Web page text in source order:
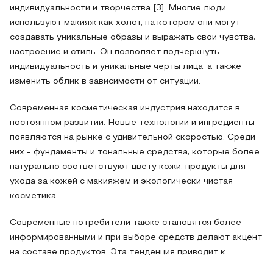
индивидуальности и творчества [3]. Многие люди
используют макияж как холст, на котором они могут
создавать уникальные образы и выражать свои чувства,
настроение и стиль. Он позволяет подчеркнуть
индивидуальность и уникальные черты лица, а также
изменить облик в зависимости от ситуации.
Современная косметическая индустрия находится в
постоянном развитии. Новые технологии и ингредиенты
появляются на рынке с удивительной скоростью. Среди
них - фундаменты и тональные средства, которые более
натурально соответствуют цвету кожи, продукты для
ухода за кожей с макияжем и экологически чистая
косметика.
Современные потребители также становятся более
информированными и при выборе средств делают акцент
на составе продуктов. Эта тенденция приводит к